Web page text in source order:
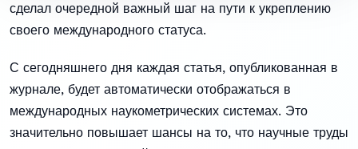
сделал очередной важный шаг на пути к укреплению
своего международного статуса.
С сегодняшнего дня каждая статья, опубликованная в
журнале, будет автоматически отображаться в
международных наукометрических системах. Это
значительно повышает шансы на то, что научные труды